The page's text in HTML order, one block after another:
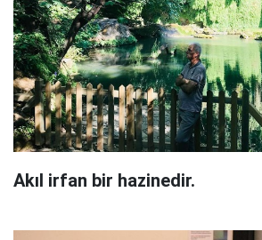
Akıl irfan bir hazinedir.